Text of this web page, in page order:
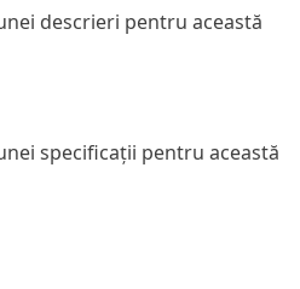
descrieri pentru această
specificații pentru această